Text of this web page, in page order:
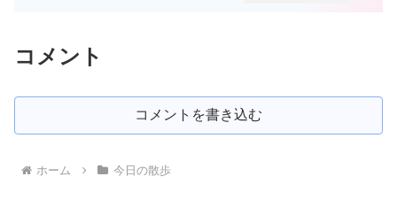
コメント
コメントを書き込む
ホーム 今日の散歩